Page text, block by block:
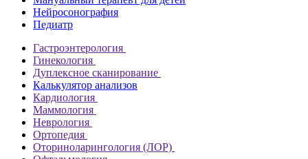
Нейросонография
Педиатр
Гастроэнтерология
Гинекология
Дуплексное сканирование
Калькулятор анализов
Кардиология
Маммология
Неврология
Ортопедия
Оториноларингология (ЛОР)